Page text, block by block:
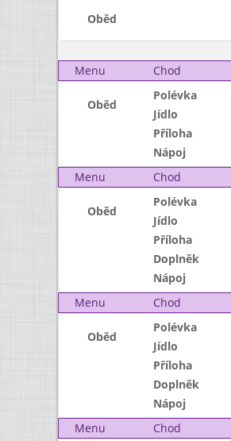
Oběd
Menu
Chod
Oběd
Polévka
Jídlo
Příloha
Nápoj
Menu
Chod
Oběd
Polévka
Jídlo
Příloha
Doplněk
Nápoj
Menu
Chod
Oběd
Polévka
Jídlo
Příloha
Doplněk
Nápoj
Menu
Chod